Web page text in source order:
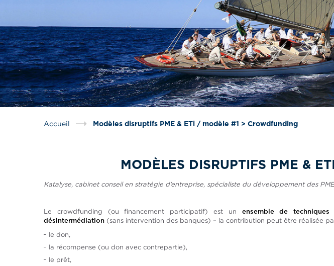
Accueil Modèles disruptifs PME & ETi / modèle #1 > Crowdfunding
MODÈLES DISRUPTIFS PME &
Katalyse, cabinet conseil en stratégie d’entreprise, spécialiste du développement des
Le crowdfunding (ou financement participatif) est un ensemble de
désintermédiation (sans intervention des banques) – la contribution peut être réalisée
le don,
la récompense (ou don avec contrepartie),
le prêt,